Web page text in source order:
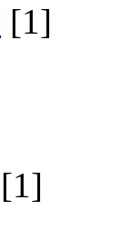
[1]
[1]